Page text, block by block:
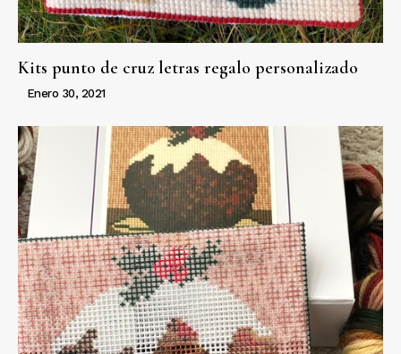
Kits punto de cruz letras regalo personalizado
Enero 30, 2021